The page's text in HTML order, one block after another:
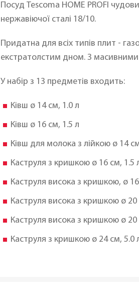
Посуд Tescoma HOME PROFI
нержавіючої сталі 18/10.
Придатна для всіх типів плит -
екстратолстим дном. З
У набір з 13 предметів входить:
Ківш ø 14 см, 1.0 л
Ківш ø 16 см, 1.5 л
Ківш для молока з лійкою ø 14
Каструля з кришкою ø 16 см, 1.5
Каструля висока з кришкою, ø
Каструля висока з кришкою ø 20
Каструля висока з кришкою ø 20
Каструля з кришкою ø 24 см, 5.0